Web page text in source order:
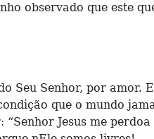
observado que este
Seu Senhor, por amor.
que o mundo
Jesus me perdoa